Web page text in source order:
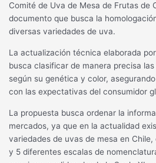
Comité de Uva de Mesa de Frutas de
documento que busca la
diversas variedades de uva.
La actualización técnica elaborada
busca clasificar de manera precisa
según su genética y color,
con las expectativas del consumidor
La propuesta busca ordenar la
mercados, ya que en la actualidad
variedades de uvas de mesa en
y 5 diferentes escalas de